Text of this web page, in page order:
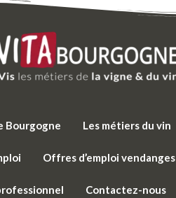
Bourgogne Les métiers du vin
Offres d’emploi vendanges
Contactez-nous